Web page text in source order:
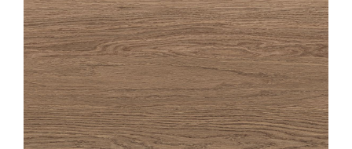
OAKA
NOISETTE
20X180 20X120